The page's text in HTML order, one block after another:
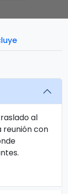
al
reunión con